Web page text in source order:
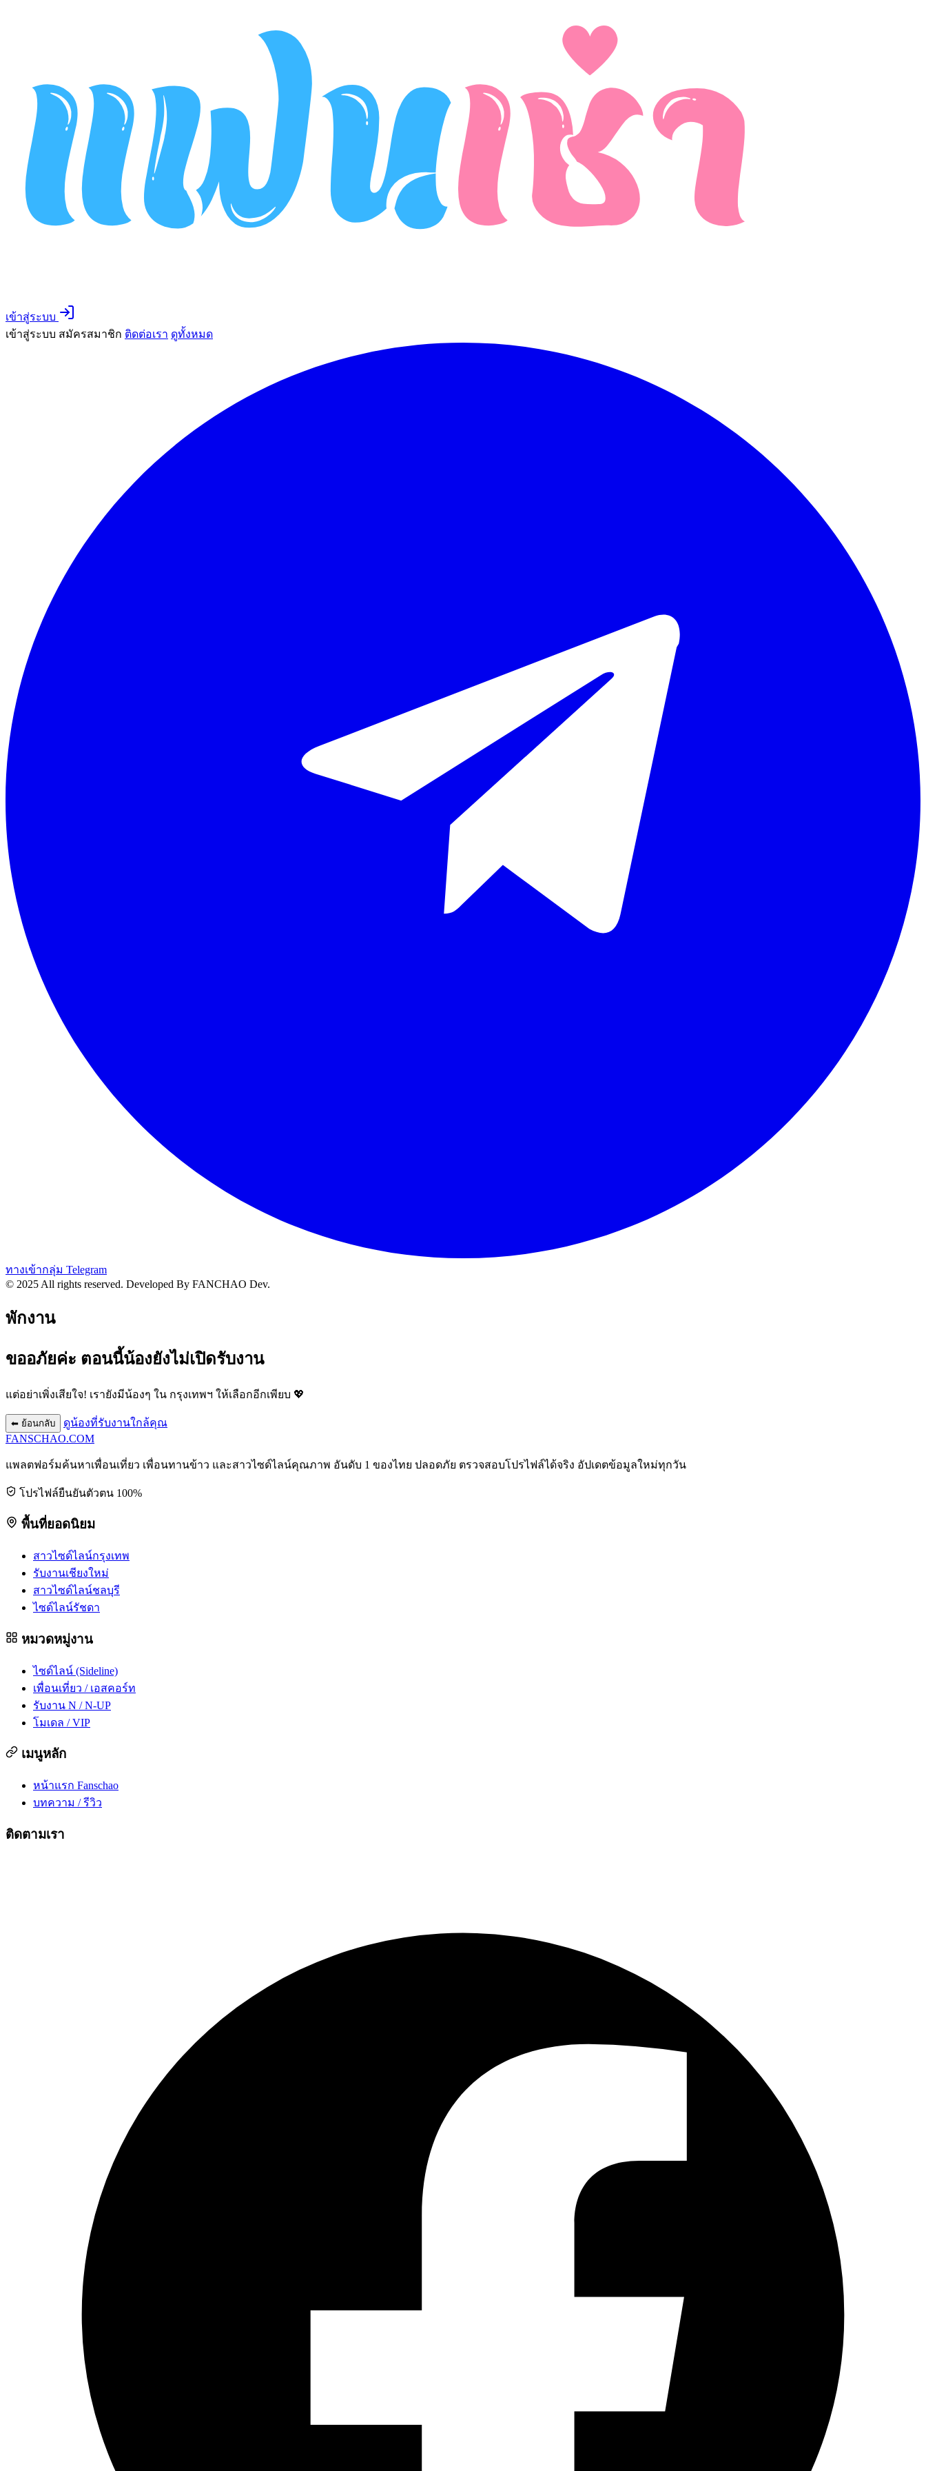
เข้าสู่ระบบ
เข้าสู่ระบบ สมัครสมาชิก ติดต่อเรา ดูทั้งหมด
ทางเข้ากลุ่ม Telegram
© 2025 All rights reserved. Developed By FANCHAO Dev.
พักงาน
ขออภัยค่ะ ตอนนี้น้องยังไม่เปิดรับงาน
แต่อย่าเพิ่งเสียใจ! เรายังมีน้องๆ ใน กรุงเทพฯ ให้เลือกอีกเพียบ 💖
⬅ ย้อนกลับ
ดูน้องที่รับงานใกล้คุณ
FANSCHAO.COM
แพลตฟอร์มค้นหาเพื่อนเที่ยว เพื่อนทานข้าว และสาวไซด์ไลน์คุณภาพ อันดับ 1 ของไทย ปลอดภัย ตรวจสอบโปรไฟล์ได้จริง อัปเดตข้อมูลใหม่ทุกวัน
โปรไฟล์ยืนยันตัวตน 100%
พื้นที่ยอดนิยม
สาวไซด์ไลน์กรุงเทพ
รับงานเชียงใหม่
สาวไซด์ไลน์ชลบุรี
ไซด์ไลน์รัชดา
หมวดหมู่งาน
ไซด์ไลน์ (Sideline)
เพื่อนเที่ยว / เอสคอร์ท
รับงาน N / N-UP
โมเดล / VIP
เมนูหลัก
หน้าแรก Fanschao
บทความ / รีวิว
ติดตามเรา